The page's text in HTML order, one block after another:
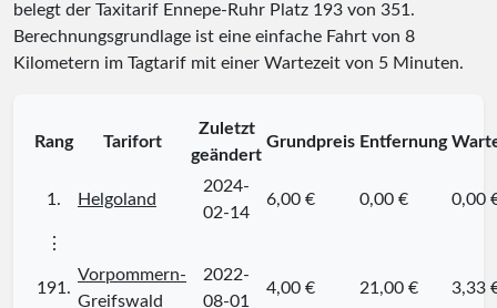
belegt der Taxitarif Ennepe-Ruhr Platz 193 von 351.
Berechnungsgrundlage ist eine einfache Fahrt von 8
Kilometern im Tagtarif mit einer Wartezeit von 5 Minuten.
Rang Tarifort
Zuletzt
geändert
Grundpreis Entfernung
1. Helgoland
2024-
02-14
6,00 € 0,00 € 0,00
⋮
191.
Vorpommern-
Greifswald
2022-
08-01
4,00 € 21,00 € 3,33